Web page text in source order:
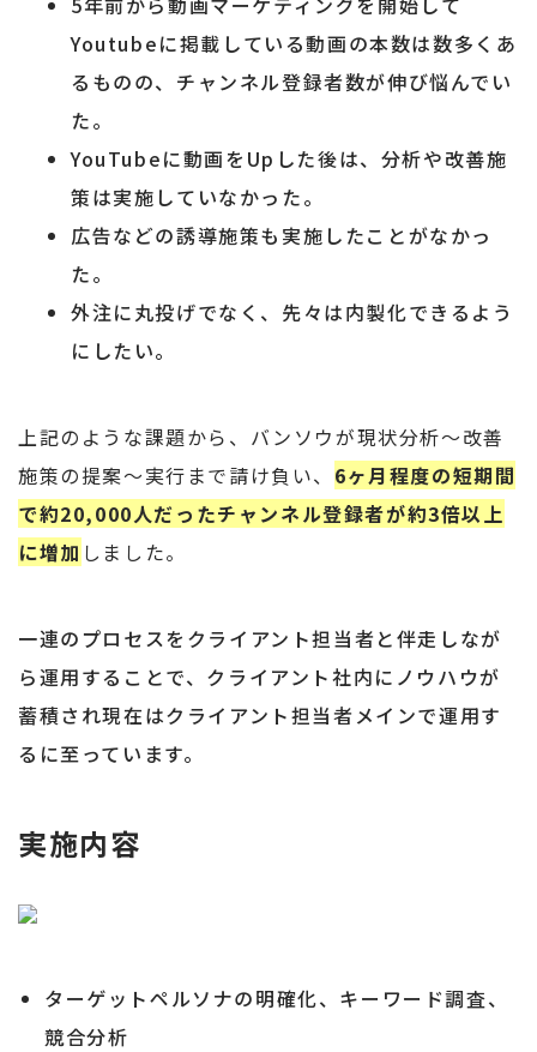
Youtubeに掲載している動画の本数は数多くあ
るものの、チャンネル登録者数が伸び悩んでい
た。
YouTubeに動画をUpした後は、分析や改善施
策は実施していなかった。
広告などの誘導施策も実施したことがなかっ
た。
外注に丸投げでなく、先々は内製化できるよう
にしたい。
上記のような課題から、バンソウが現状分析～改善
施策の提案～実行まで請け負い、 6ヶ月程度の短期間
で約20,000人だったチャンネル登録者が約3倍以上
に増加 しました。
一連のプロセスをクライアント担当者と伴走しなが
ら運用することで、クライアント社内にノウハウが
蓄積され現在はクライアント担当者メインで運用す
るに至っています。
実施内容
ターゲットペルソナの明確化、キーワード調査、
競合分析